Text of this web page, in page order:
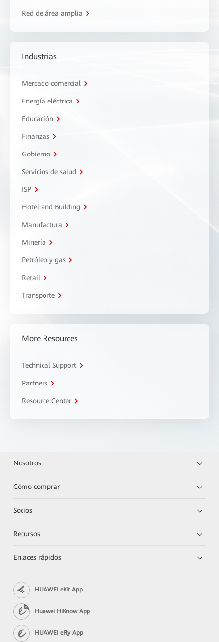
Red de área amplia
Industrias
Mercado comercial
Energía eléctrica
Educación
Finanzas
Gobierno
Servicios de salud
ISP
Hotel and Building
Manufactura
Minería
Petróleo y gas
Retail
Transporte
More Resources
Technical Support
Partners
Resource Center
Nosotros
Cómo comprar
Socios
Recursos
Enlaces rápidos
HUAWEI eKit App
Huawei HiKnow App
HUAWEI eFly App